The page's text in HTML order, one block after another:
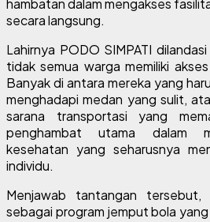
secara langsung.
Lahirnya PODO SIMPATI
tidak semua warga memiliki
Banyak di antara mereka yang
menghadapi medan yang sulit,
sarana transportasi yang
penghambat utama dalam
kesehatan yang seharusnya
individu.
Menjawab tantangan tersebut,
sebagai program jemput bola